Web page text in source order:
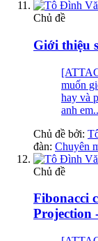
Chủ đề
Giới thiệu
muốn
hay và
anh
Chủ đề bởi:
đàn: Chuyên
Chủ đề
Fibonacci
Projection